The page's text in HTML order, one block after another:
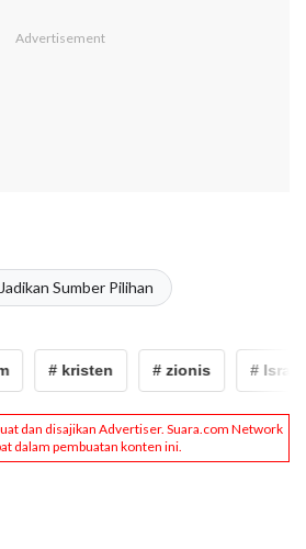
Jadikan Sumber Pilihan
# kristen # zionis # Israel